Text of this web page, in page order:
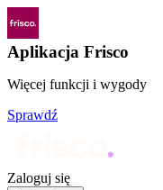
Aplikacja Frisco
Więcej funkcji i wygody
Sprawdź
Zaloguj się